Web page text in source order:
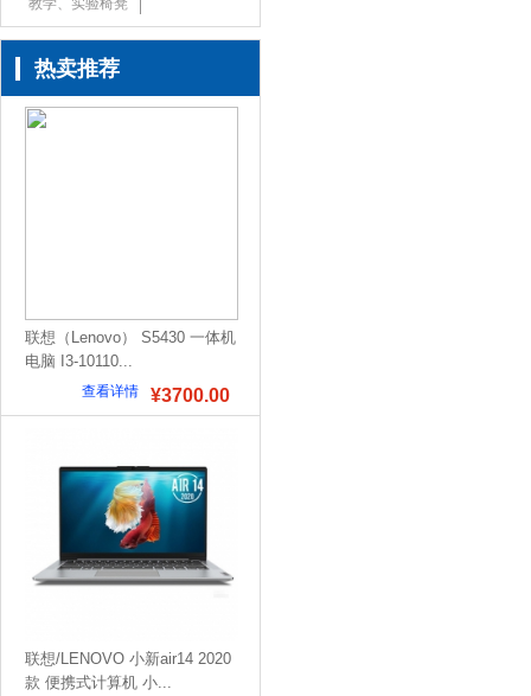
教学、实验椅凳
热卖推荐
联想（Lenovo） S5430 一体机
电脑 I3-10110...
¥3700.00
查看详情
联想/LENOVO 小新air14 2020
款 便携式计算机 小...